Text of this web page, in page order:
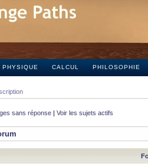
PHYSIQUE CALCUL PHILOSOPHIE
sans réponse | Voir les sujets actifs